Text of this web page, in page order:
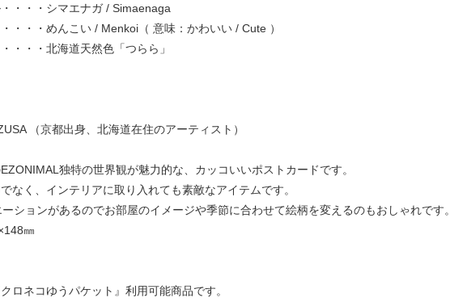
・・・シマエナガ / Simaenaga
・・・めんこい / Menkoi（ 意味：かわいい / Cute ）
・・・北海道天然色「つらら」
（京都出身、北海道在住のアーティスト）
独特の世界観が魅力的な、カッコいいポストカードです。
なく、インテリアに取り入れても素敵なアイテムです。
ションがあるのでお部屋のイメージや季節に合わせて絵柄を変えるのもおしゃれです。
㎜
ロネコゆうパケット』利用可能商品です。